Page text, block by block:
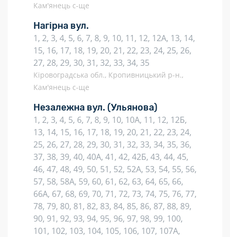
Кам'янець с-ще
Нагірна вул.
1, 2, 3, 4, 5, 6, 7, 8, 9, 10, 11, 12, 12А, 13, 14,
15, 16, 17, 18, 19, 20, 21, 22, 23, 24, 25, 26,
27, 28, 29, 30, 31, 32, 33, 34, 35
Кіровоградська обл., Кропивницький р-н.,
Кам'янець с-ще
Незалежна вул. (Ульянова)
1, 2, 3, 4, 5, 6, 7, 8, 9, 10, 10А, 11, 12, 12Б,
13, 14, 15, 16, 17, 18, 19, 20, 21, 22, 23, 24,
25, 26, 27, 28, 29, 30, 31, 32, 33, 34, 35, 36,
37, 38, 39, 40, 40А, 41, 42, 42Б, 43, 44, 45,
46, 47, 48, 49, 50, 51, 52, 52А, 53, 54, 55, 56,
57, 58, 58А, 59, 60, 61, 62, 63, 64, 65, 66,
66А, 67, 68, 69, 70, 71, 72, 73, 74, 75, 76, 77,
78, 79, 80, 81, 82, 83, 84, 85, 86, 87, 88, 89,
90, 91, 92, 93, 94, 95, 96, 97, 98, 99, 100,
101, 102, 103, 104, 105, 106, 107, 107А,